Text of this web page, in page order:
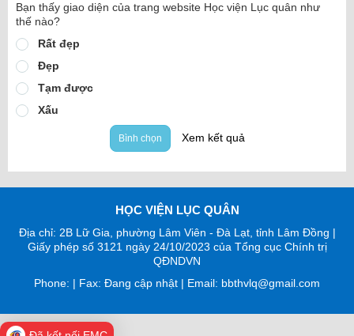
Bạn thấy giao diện của trang website Học viện Lục quân như
thế nào?
Rất đẹp
Đẹp
Tạm được
Xấu
Bình chọn Xem kết quả
HỌC VIỆN LỤC QUÂN
Địa chỉ: 2B Lữ Gia, phường Lâm Viên - Đà Lạt, tỉnh Lâm Đồng |
Giấy phép số 3121 ngày 24/10/2023 của Tổng cục Chính trị
QĐNDVN
Phone: | Fax: Đang cập nhật | Email: bbthvlq@gmail.com